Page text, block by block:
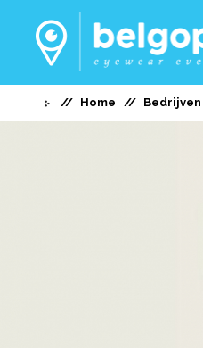
Home Bedrijven